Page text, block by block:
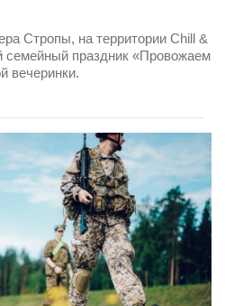
Стропы, на территории Chill &
семейный праздник «Провожаем
вечеринки.